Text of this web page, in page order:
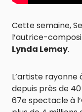
Cette semaine,
l’autrice-
Lynda Lemay.
L’artiste
depuis près de
67e spectacle à